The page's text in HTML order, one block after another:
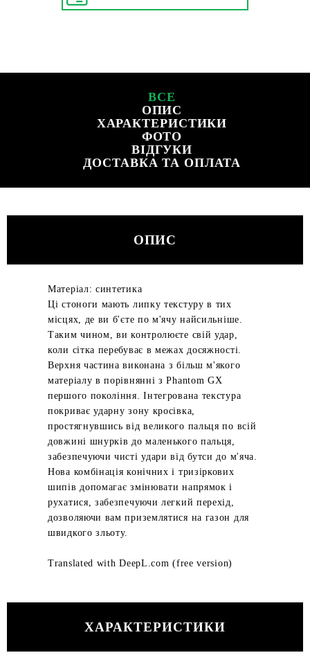
ВСЕ
ОПИС
ХАРАКТЕРИСТИКИ
ФОТО
ВІДГУКИ
ДОСТАВКА ТА ОПЛАТА
ОПИС
Матеріал: синтетика
Ці стоноги мають липку текстуру в тих
місцях, де ви б'єте по м'ячу найсильніше.
Таким чином, ви контролюєте свій удар,
коли сітка перебуває в межах досяжності.
Верхня частина виконана з більш м'якого
матеріалу в порівнянні з Phantom GX
першого покоління. Інтегрована текстура
покриває ударну зону кросівка,
простягнувшись від великого пальця по всій
довжині шнурків до маленького пальця,
забезпечуючи чисті удари від бутси до м'яча.
Нова комбінація конічних і тризіркових
шипів допомагає змінювати напрямок і
рухатися, забезпечуючи легкий перехід,
дозволяючи вам приземлятися на газон для
швидкого зльоту.
Translated with DeepL.com (free version)
ХАРАКТЕРИСТИКИ